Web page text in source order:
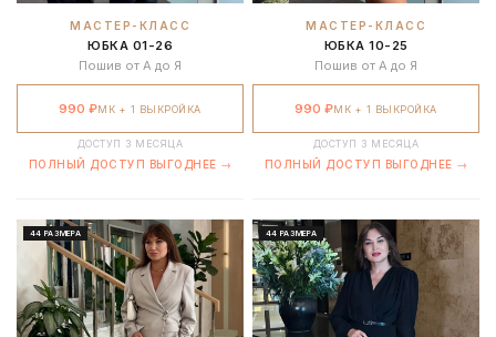
Нет Да
ОБРАТНАЯ СВЯЗЬ ОТ ТЕХНОЛОГОВ
Нет Да
Доплата всего6 000 ₽ — ещё 191 МК и 7572 выкройки
МАСТЕР-КЛАСС
ЮБКА 01-26
Пошив от А до Я
990 ₽МК + 1 ВЫКРОЙКА
ДОСТУП 3 МЕСЯЦА
ПОЛНЫЙ ДОСТУП ВЫГОДНЕЕ →
МАСТЕР-КЛАСС
ЮБКА 10-25
Пошив от А до Я
990 ₽МК + 1 ВЫКРОЙКА
ДОСТУП 3 МЕСЯЦА
ПОЛНЫЙ ДОСТУП ВЫГОДНЕЕ →
44 РАЗМЕРА 44 РАЗМЕРА